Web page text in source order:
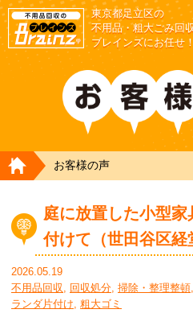
東京都足立区の
不用品・粗大ごみ回
ブレインズにお任せ！
HOME
お客様の声
庭に放置した小型
付けて（世田谷区経
2026.05.19
不用品回収, 回収処分, 掃除・整理整頓,
ランダ片付け, 粗大ゴミ